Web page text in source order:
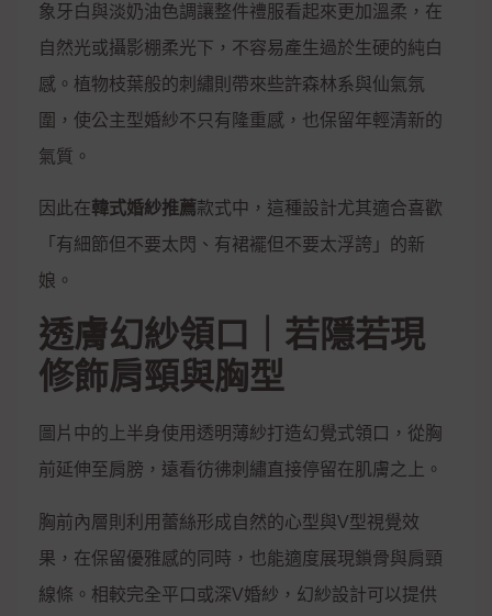
象牙白與淡奶油色調讓整件禮服看起來更加溫柔，在
自然光或攝影棚柔光下，不容易產生過於生硬的純白
感。植物枝葉般的刺繡則帶來些許森林系與仙氣氛
圍，使公主型婚紗不只有隆重感，也保留年輕清新的
氣質。
因此在韓式婚紗推薦款式中，這種設計尤其適合喜歡
「有細節但不要太閃、有裙襬但不要太浮誇」的新
娘。
透膚幻紗領口｜若隱若現
修飾肩頸與胸型
圖片中的上半身使用透明薄紗打造幻覺式領口，從胸
前延伸至肩膀，遠看彷彿刺繡直接停留在肌膚之上。
胸前內層則利用蕾絲形成自然的心型與V型視覺效
果，在保留優雅感的同時，也能適度展現鎖骨與肩頸
線條。相較完全平口或深V婚紗，幻紗設計可以提供